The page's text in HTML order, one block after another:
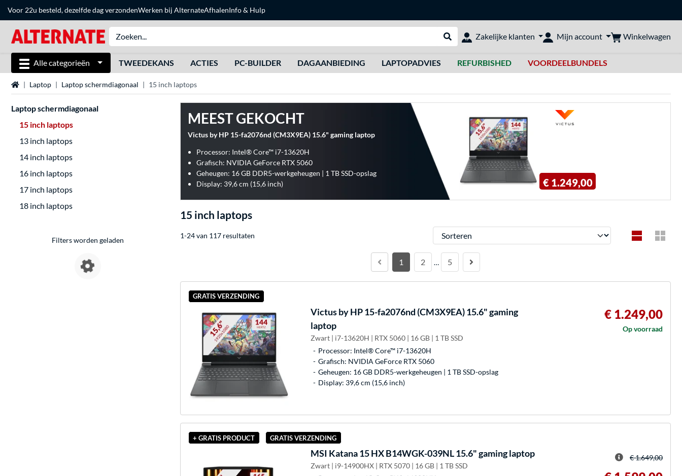
Voor 22u besteld, dezelfde dag verzondenWerken bij AlternateAfhalenInfo & Hulp
Webshop doorzoeken
Zakelijke klanten Mijn account Winkelwagen
Alle categorieën TWEEDEKANS ACTIES PC-BUILDER DAGAANBIEDING LAPTOPADVIES REFURBISHED VOORDEELBUNDELS
Home Laptop Laptop schermdiagonaal 15 inch laptops
Laptop schermdiagonaal
15 inch laptops
13 inch laptops
14 inch laptops
16 inch laptops
17 inch laptops
18 inch laptops
Filters worden geladen
MEEST GEKOCHT
Victus by HP 15-fa2076nd (CM3X9EA) 15.6" gaming laptop
Processor: Intel® Core™ i7-13620H
Grafisch: NVIDIA GeForce RTX 5060
Geheugen: 16 GB DDR5-werkgeheugen | 1 TB SSD-opslag
Display: 39,6 cm (15,6 inch)
€ 1.249,00
15 inch laptops
1-24 van 117 resultaten Sorteren
1 2 … 5
GRATIS VERZENDING
Victus by HP15-fa2076nd (CM3X9EA) 15.6" gaming
laptop
Zwart | i7-13620H | RTX 5060 | 16 GB | 1 TB SSD
Processor: Intel® Core™ i7-13620H
Grafisch: NVIDIA GeForce RTX 5060
Geheugen: 16 GB DDR5-werkgeheugen | 1 TB SSD-opslag
Display: 39,6 cm (15,6 inch)
€ 1.249,00
Op voorraad
+ GRATIS PRODUCT GRATIS VERZENDING
MSI Katana 15 HX B14WGK-039NL 15.6" gaming laptop
Zwart | i9-14900HX | RTX 5070 | 16 GB | 1 TB SSD
€ 1.649,00